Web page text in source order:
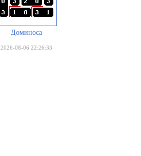
Доминоса
2026-08-06 22:26:33